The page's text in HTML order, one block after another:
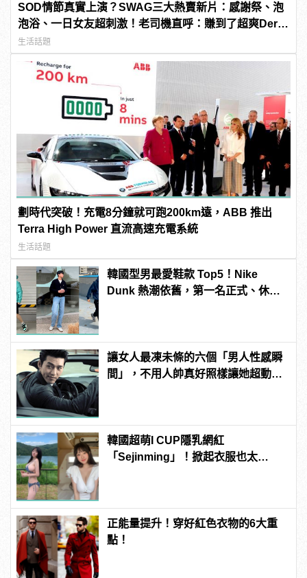
SOD情節真實上演？SWAG三大熱賣新片：感謝祭、泡
泡浴、一日女友超刺激！老司機直呼：賺到了超爽Der～
| manfashion這樣變型男
生活話題
劃時代突破！充電8分鐘就可跑200km遠，ABB 推出
Terra High Power 直流高速充電系統
生活話題
韓國型男最愛鞋款 Top5！Nike
Dunk 熱潮依舊，第一名正式、休閒
讓女人最凍未條的六個「男人性感瞬
間」，不用人帥真好照樣讓她超動
韓國超萌I CUP隱乳網紅
「Sejinming」！掀起衣服也太
正能量提升！穿好紅色衣物的6大重
點！